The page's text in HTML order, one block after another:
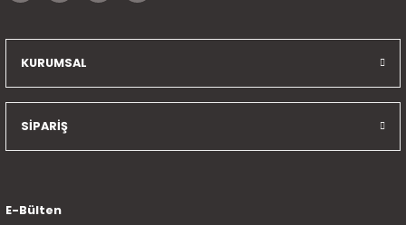
KURUMSAL
SİPARİŞ
E-Bülten